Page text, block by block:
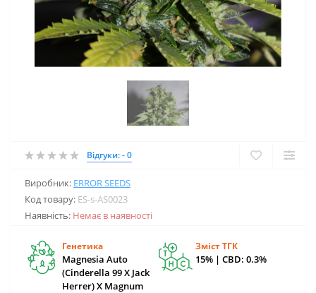
Відгуки: - 0
Виробник: ERROR SEEDS
Код товару: ES-s-AS0023
Наявність: Немає в наявності
Генетика
Magnesia Auto
(Cinderella 99 X Jack
Herrer) X Magnum
Зміст ТГК
15% | CBD: 0.3%